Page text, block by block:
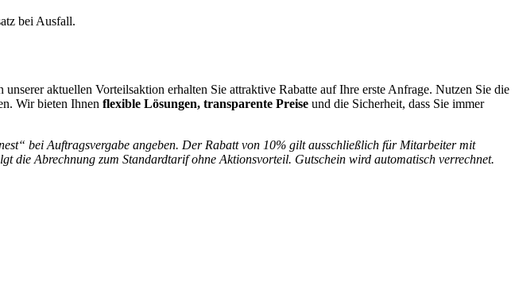
bei Ausfall.
aktuellen Vorteilsaktion erhalten Sie attraktive Rabatte auf Ihre erste Anfrage. Nutzen Sie die
Wir bieten Ihnen flexible Lösungen, transparente Preise und die Sicherheit, dass Sie immer
bei Auftragsvergabe angeben. Der Rabatt von 10% gilt ausschließlich für Mitarbeiter mit
die Abrechnung zum Standardtarif ohne Aktionsvorteil. Gutschein wird automatisch verrechnet.